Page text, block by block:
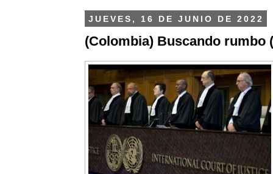
JUEVES, 16 DE JUNIO DE 2022
(Colombia) Buscando rumbo